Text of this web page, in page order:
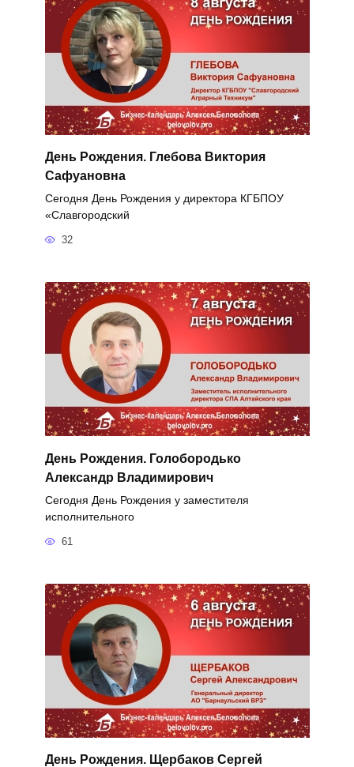
День Рождения. Глебова Виктория
Сафуановна
Сегодня День Рождения у директора КГБПОУ
«Славгородский
32
День Рождения. Голобородько
Александр Владимирович
Сегодня День Рождения у заместителя
исполнительного
61
День Рождения. Щербаков Сергей